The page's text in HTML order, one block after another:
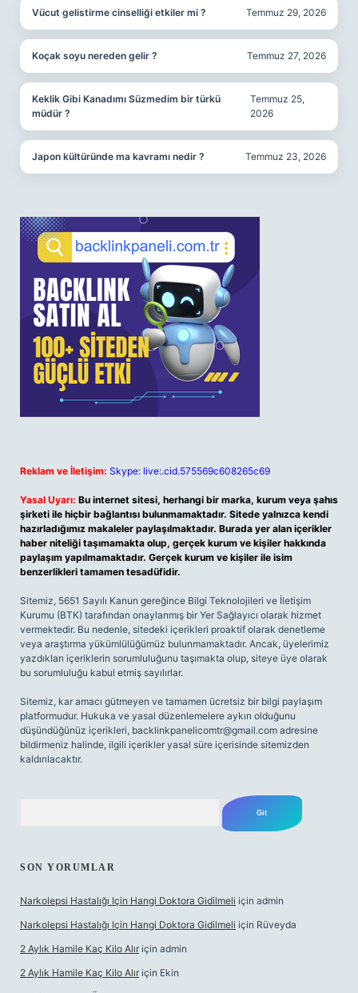
Vücut gelistirme cinselliği etkiler mi ? Temmuz 29, 2026
Koçak soyu nereden gelir ? Temmuz 27, 2026
Keklik Gibi Kanadımı Süzmedim bir türkü
müdür ?
Temmuz 25,
2026
Japon kültüründe ma kavramı nedir ? Temmuz 23, 2026
Reklam ve İletişim: Skype: live:.cid.575569c608265c69
Yasal Uyarı: Bu internet sitesi, herhangi bir marka, kurum veya şahıs
şirketi ile hiçbir bağlantısı bulunmamaktadır. Sitede yalnızca kendi
hazırladığımız makaleler paylaşılmaktadır. Burada yer alan içerikler
haber niteliği taşımamakta olup, gerçek kurum ve kişiler hakkında
paylaşım yapılmamaktadır. Gerçek kurum ve kişiler ile isim
benzerlikleri tamamen tesadüfidir.
Sitemiz, 5651 Sayılı Kanun gereğince Bilgi Teknolojileri ve İletişim
Kurumu (BTK) tarafından onaylanmış bir Yer Sağlayıcı olarak hizmet
vermektedir. Bu nedenle, sitedeki içerikleri proaktif olarak denetleme
veya araştırma yükümlülüğümüz bulunmamaktadır. Ancak, üyelerimiz
yazdıkları içeriklerin sorumluluğunu taşımakta olup, siteye üye olarak
bu sorumluluğu kabul etmiş sayılırlar.
Sitemiz, kar amacı gütmeyen ve tamamen ücretsiz bir bilgi paylaşım
platformudur. Hukuka ve yasal düzenlemelere aykırı olduğunu
düşündüğünüz içerikleri, backlinkpanelicomtr@gmail.com adresine
bildirmeniz halinde, ilgili içerikler yasal süre içerisinde sitemizden
kaldırılacaktır.
SON YORUMLAR
Narkolepsi Hastalığı Için Hangi Doktora Gidilmeli için admin
Narkolepsi Hastalığı Için Hangi Doktora Gidilmeli için Rüveyda
2 Aylık Hamile Kaç Kilo Alır için admin
2 Aylık Hamile Kaç Kilo Alır için Ekin